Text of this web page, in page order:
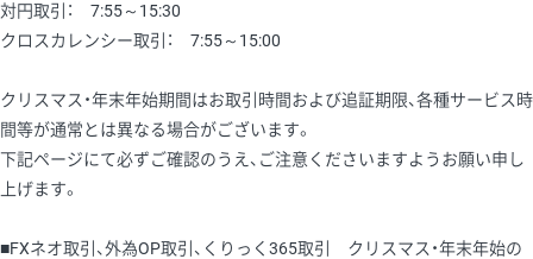
対円取引： 7:55～15:30
クロスカレンシー取引： 7:55～15:00
クリスマス・年末年始期間はお取引時間および追証期限、各種サービス時
間等が通常とは異なる場合がございます。
下記ページにて必ずご確認のうえ、ご注意くださいますようお願い申し
上げます。
■FXネオ取引、外為OP取引、くりっく365取引 クリスマス・年末年始の